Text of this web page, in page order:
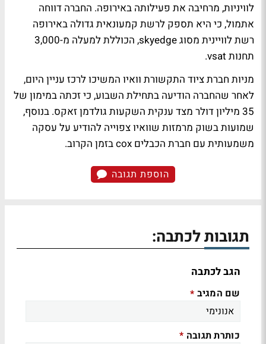
לוויניות, מרחיבה את פעילותה באירופה. החברה דווחה
אתמול, כי היא תספק לרשת קמעונאית גדולה באירופה
רשת לוויינית מסוג skyedge, הכוללת למעלה מ-3,000
תחנות vsat.
מניות חברת ציוד התקשורת וואיו המשיכו לרכז עניין היום,
לאחר שהחברה הודיעה בתחילת השבוע, כי זכתה במימון של
35 מיליון דולר מצד ענקית השקעות גולדמן זאקס. בנוסף,
שמועות בשוק מרמזות שוואיו צפוייה להודיע על עסקה
משמעותית עם חברת הכבלים cox בזמן הקרוב.
הוספת תגובה
תגובות לכתבה:
הגב לכתבה
שם המגיב *
כותרת תגובה *